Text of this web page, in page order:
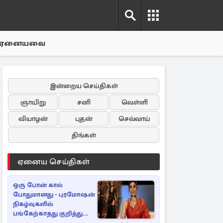
இன்றைய செய்திகள்
ஞாயிறு
சனி
வெள்ளி
வியாழன்
புதன்
செவ்வாய்
திங்கள்
ஏனைய செய்திகள்
ஒரு போன் கால்
போதுமானது - புரமோஷன்
நிகழ்வுகளில்
பங்கேற்காதது குறித்து